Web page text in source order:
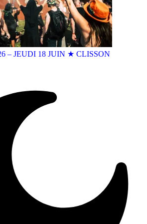
– JEUDI 18 JUIN ★ CLISSON